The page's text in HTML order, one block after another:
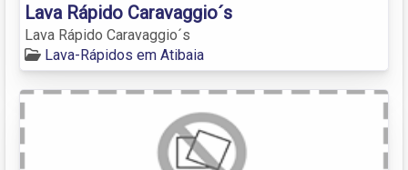
Lava Rápido Caravaggio´s
Lava Rápido Caravaggio´s
Lava-Rápidos em Atibaia